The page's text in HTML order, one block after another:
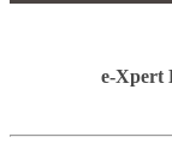
e-Xpert